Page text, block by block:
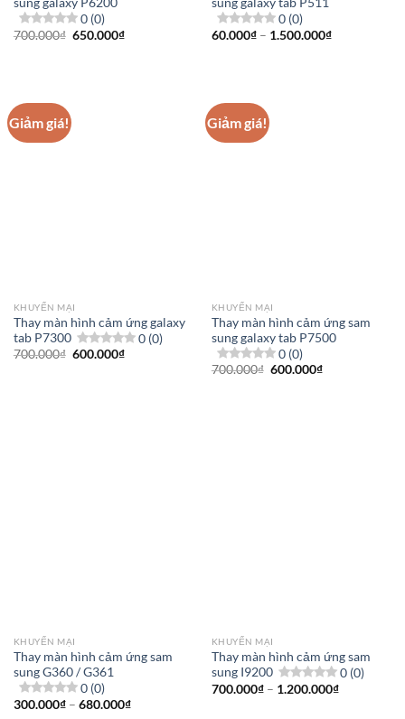
0 (0)
700.000₫ Giá
650.000₫Giá
0 (0)
60.000₫ – 1.500.000₫Khoảng
Giảm giá!
KHUYẾN MẠI
Thay màn hình cảm ứng galaxy
tab P7300
0 (0)
700.000₫ Giá
600.000₫Giá
Giảm giá!
KHUYẾN MẠI
Thay màn hình cảm ứng sam
sung galaxy tab P7500
0 (0)
700.000₫ Giá
600.000₫Giá
KHUYẾN MẠI
Thay màn hình cảm ứng sam
sung G360 / G361
0 (0)
300.000₫ – 680.000₫Khoảng
KHUYẾN MẠI
Thay màn hình cảm ứng sam
sung I9200
0 (0)
700.000₫ – 1.200.000₫Khoảng